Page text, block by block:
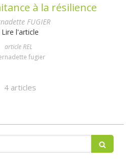
à la résilience
FUGIER
Lire l'article
article REL
fugier
4 articles